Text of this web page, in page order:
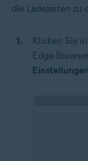
die Ladezeiten zu
Klicken Sie
Edge-